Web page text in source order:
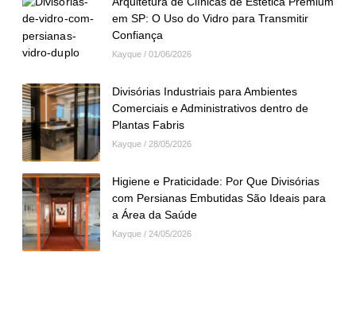
em SP: O Uso do Vidro para Transmitir
Confiança
Kayque 01/06/2026
Divisórias Industriais para Ambientes
Comerciais e Administrativos dentro de
Plantas Fabris
Kayque 28/05/2026
Higiene e Praticidade: Por Que Divisórias
com Persianas Embutidas São Ideais para
a Área da Saúde
Kayque 24/05/2026